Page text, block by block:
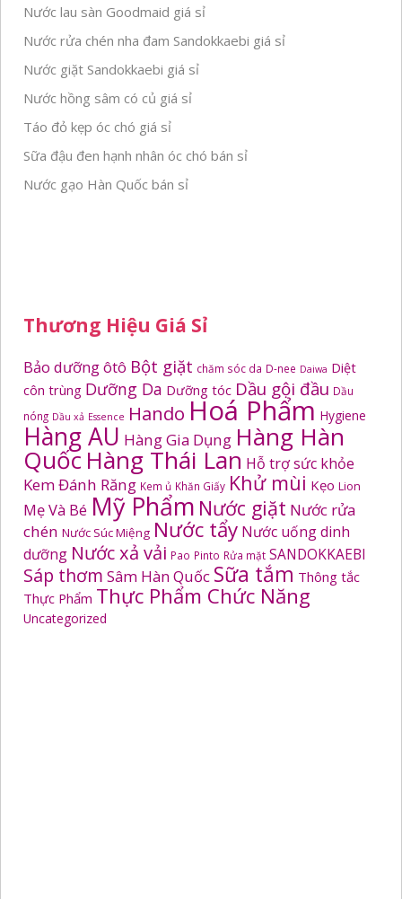
Nước lau sàn Goodmaid giá sỉ
Nước rửa chén nha đam Sandokkaebi giá sỉ
Nước giặt Sandokkaebi giá sỉ
Nước hồng sâm có củ giá sỉ
Táo đỏ kẹp óc chó giá sỉ
Sữa đậu đen hạnh nhân óc chó bán sỉ
Nước gạo Hàn Quốc bán sỉ
Thương Hiệu Giá Sỉ
Bảo dưỡng ôtô Bột giặt chăm sóc da D-nee Daiwa Diệt
côn trùng Dưỡng Da Dưỡng tóc Dầu gội đầu Dầu
nóng Dầu xả Essence Hando Hoá Phẩm Hygiene
Hàng AU Hàng Gia Dụng Hàng Hàn
Quốc Hàng Thái Lan Hỗ trợ sức khỏe
Kem Đánh Răng Kem ủ Khăn Giấy Khử mùi Kẹo Lion
Mẹ Và Bé Mỹ Phẩm Nước giặt Nước rửa
chén Nước Súc Miệng Nước tẩy Nước uống dinh
dưỡng Nước xả vải Pao Pinto Rửa mặt SANDOKKAEBI
Sáp thơm Sâm Hàn Quốc Sữa tắm Thông tắc
Thực Phẩm Thực Phẩm Chức Năng
Uncategorized